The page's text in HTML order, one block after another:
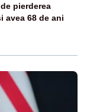
pierderea
avea 68 de ani